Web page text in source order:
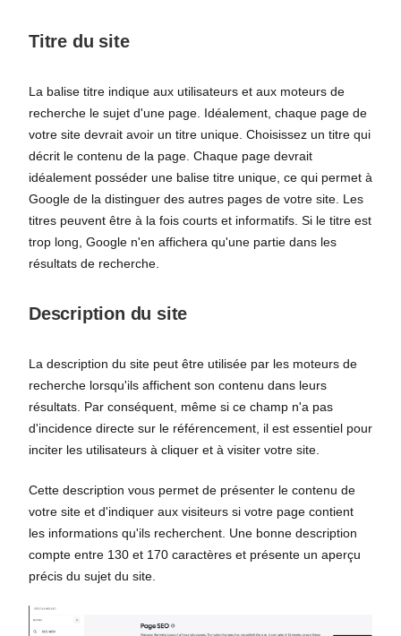
Titre du site
La balise titre indique aux utilisateurs et aux moteurs de
recherche le sujet d'une page. Idéalement, chaque page de
votre site devrait avoir un titre unique. Choisissez un titre qui
décrit le contenu de la page. Chaque page devrait
idéalement posséder une balise titre unique, ce qui permet à
Google de la distinguer des autres pages de votre site. Les
titres peuvent être à la fois courts et informatifs. Si le titre est
trop long, Google n'en affichera qu'une partie dans les
résultats de recherche.
Description du site
La description du site peut être utilisée par les moteurs de
recherche lorsqu'ils affichent son contenu dans leurs
résultats. Par conséquent, même si ce champ n'a pas
d'incidence directe sur le référencement, il est essentiel pour
inciter les utilisateurs à cliquer et à visiter votre site.
Cette description vous permet de présenter le contenu de
votre site et d'indiquer aux visiteurs si votre page contient
les informations qu'ils recherchent. Une bonne description
compte entre 130 et 170 caractères et présente un aperçu
précis du sujet du site.